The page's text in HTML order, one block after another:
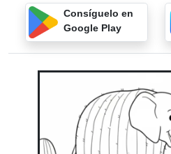
Consíguelo en
Google Play